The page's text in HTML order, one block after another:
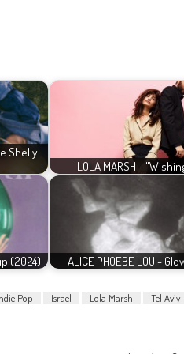
Shelly
LOLA MARSH -
(2024) ALICE PHOEBE LOU -
Pop Israël Lola Marsh Tel Aviv